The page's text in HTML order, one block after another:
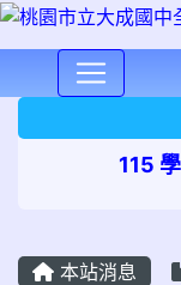
115
本站消息